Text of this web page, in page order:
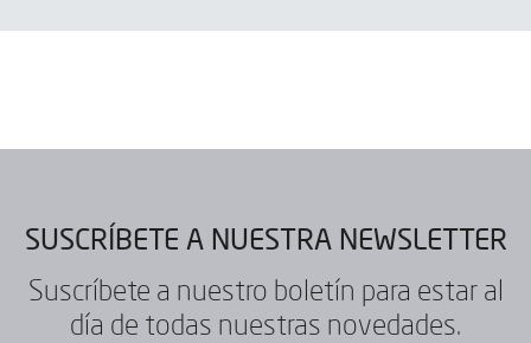
SUSCRÍBETE A NUESTRA NEWSLETTER
Suscríbete a nuestro boletín para estar al
día de todas nuestras novedades.